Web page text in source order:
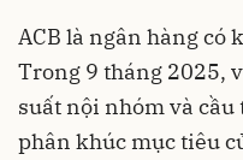
ACB là ngân hàng có
Trong 9 tháng 2025,
suất nội nhóm và
phân khúc mục tiêu